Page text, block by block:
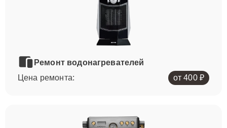
Ремонт водонагревателей
Цена ремонта:
от 400 ₽